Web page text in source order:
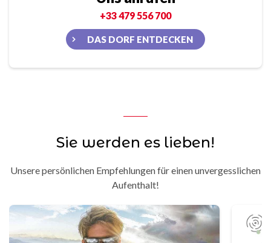
+33 479 556 700
DAS DORF ENTDECKEN
Sie werden es lieben!
Unsere persönlichen Empfehlungen für einen unvergesslichen
Aufenthalt!